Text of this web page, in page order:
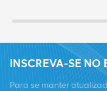
INSCREVA-SE NO
Para se manter